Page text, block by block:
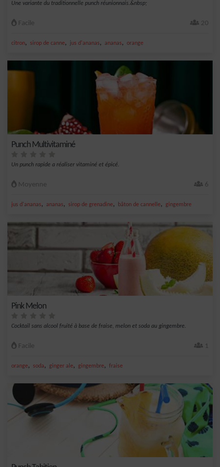
Une variante du traditionnelle punch réunionnais.&nbsp;
Facile 20
citron, sirop de canne, jus d'ananas, ananas, orange
Punch Multivitaminé
Un punch rapide a réaliser vitaminé et épicé.
Moyenne 6
jus d'ananas, ananas, sirop de grenadine, bâton de cannelle, gingembre
Pink Melon
Cocktail sans alcool fruité à base de fraise, melon et soda au gingembre.
Facile 1
orange, soda, ginger ale, gingembre, fraise